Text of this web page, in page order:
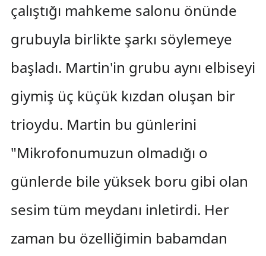
çalıştığı mahkeme salonu önünde
grubuyla birlikte şarkı söylemeye
başladı. Martin'in grubu aynı elbiseyi
giymiş üç küçük kızdan oluşan bir
trioydu. Martin bu günlerini
"Mikrofonumuzun olmadığı o
günlerde bile yüksek boru gibi olan
sesim tüm meydanı inletirdi. Her
zaman bu özelliğimin babamdan